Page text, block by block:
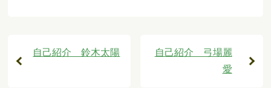
自己紹介 鈴木太陽
自己紹介 弓場麗
愛